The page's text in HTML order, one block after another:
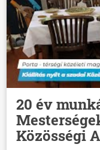
20 év
Közösségi